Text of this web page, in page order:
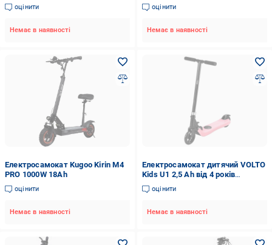
(33058952)
оцінити
Немає в наявності
3 фари
оцінити
Немає в наявності
Електросамокат Kugoo Kirin M4
PRO 1000W 18Ah
оцінити
Немає в наявності
Електросамокат дитячий VOLTO
Kids U1 2,5 Ah від 4 років
Рожевий (0112346)
оцінити
Немає в наявності